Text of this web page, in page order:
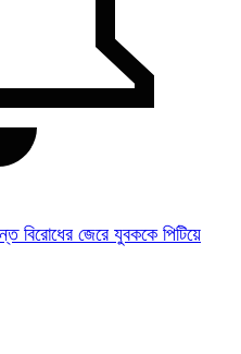
বিরোধের জেরে যুবককে পিটিয়ে